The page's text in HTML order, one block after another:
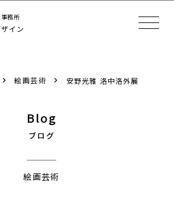
務所
イン
絵画芸術 安野光雅 洛中洛外展
Blog
ブログ
絵画芸術